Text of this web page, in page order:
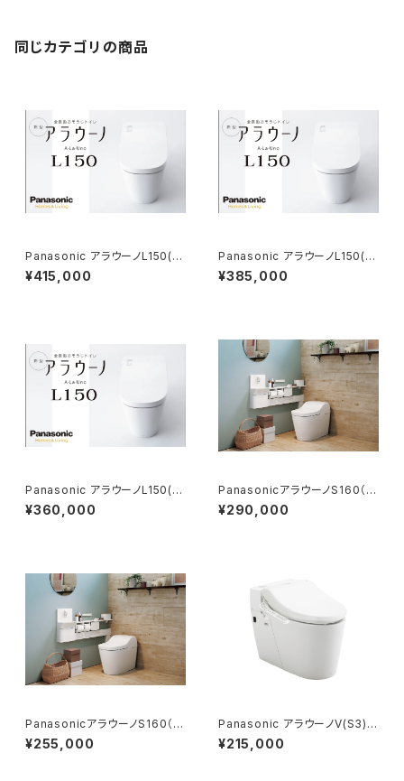
同じカテゴリの商品
Panasonic アラウーノL150(タ
イプ0)基本工事費コミコミプラ
ン
¥415,000
Panasonic アラウーノL150(タ
イプ1)基本工事費コミコミプラン
¥385,000
Panasonic アラウーノL150(タ
イプ2)基本工事費コミコミプラ
ン
¥360,000
PanasonicアラウーノS160（タ
イプ1） 基本工事費コミコミプラ
ン
¥290,000
PanasonicアラウーノS160（タ
イプ2） 基本工事費コミコミプラ
ン
¥255,000
Panasonic アラウーノV(S3)基
本工事費コミコミプラン
¥215,000